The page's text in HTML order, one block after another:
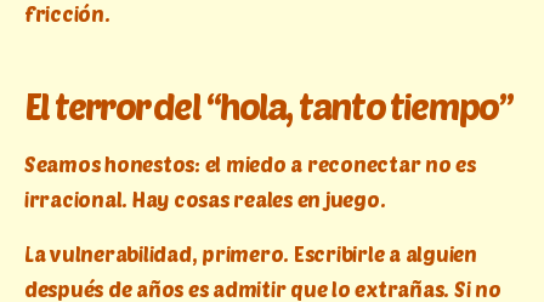
fricción.
El terror del “hola, tanto tiempo”
Seamos honestos: el miedo a reconectar no es
irracional. Hay cosas reales en juego.
La vulnerabilidad, primero. Escribirle a alguien
después de años es admitir que lo extrañas. Si no